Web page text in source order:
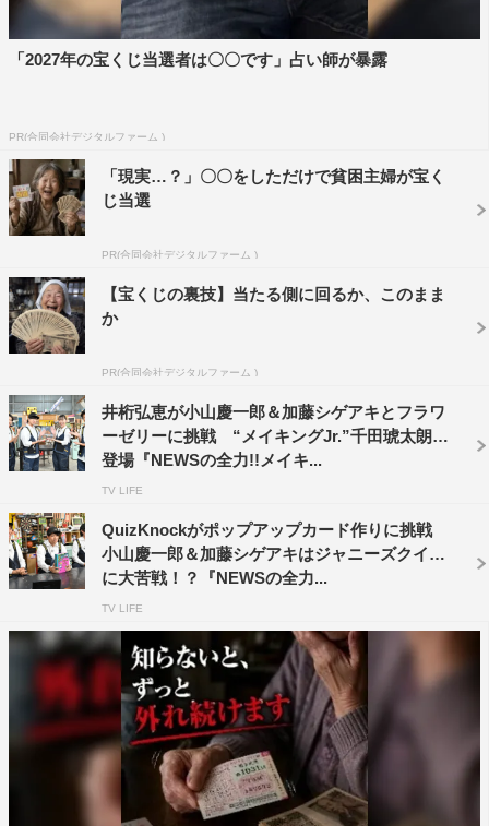
ズ事務所への入所を熱望する。
番組情報
2023年2月17日、24日（金）深夜0時50分～1時20分
※一部地域を除く
公式サイト：https://www.tbs.co.jp/zenryoku-making/
公式YouTubeチャンネル：
https://www.youtube.com/channel/UC1-aSVithJg-
wd069xgXztg
公式Twitter：@zenryokumaking
公式Instagram：zenryokumaking
©TBS
NEWS ぺこぱ 加藤シゲアキ
小山慶一郎
「2027年の宝くじ当選者は〇〇です」占い師が暴露
PR(合同会社デジタルファーム )
「現実…？」〇〇をしただけで貧困主婦が宝く
じ当選
PR(合同会社デジタルファーム )
【宝くじの裏技】当たる側に回るか、このまま
か
PR(合同会社デジタルファーム )
井桁弘恵が小山慶一郎＆加藤シゲアキとフラワ
ーゼリーに挑戦 “メイキングJr.”千田琥太朗も
登場『NEWSの全力!!メイキ...
TV LIFE
QuizKnockがポップアップカード作りに挑戦
小山慶一郎＆加藤シゲアキはジャニーズクイズ
に大苦戦！？『NEWSの全力...
TV LIFE